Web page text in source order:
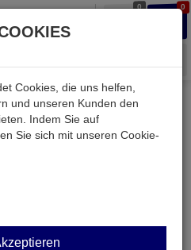
0 0
electronic
Bauteile aktiv
PLCC
Cookies, die uns helfen,
und unseren Kunden den
Indem Sie auf
Sie sich mit unseren Cookie-